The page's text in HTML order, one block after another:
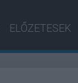
ELŐZETESEK